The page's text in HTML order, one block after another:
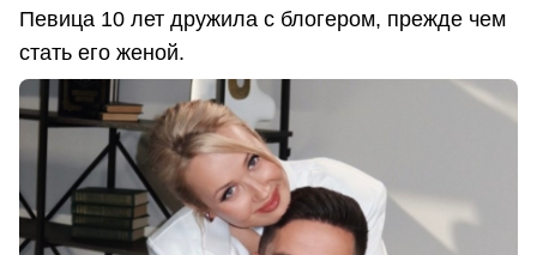
Певица 10 лет дружила с блогером, прежде чем
стать его женой.